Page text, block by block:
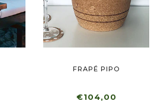
FRAPÉ PIPO
€104,00